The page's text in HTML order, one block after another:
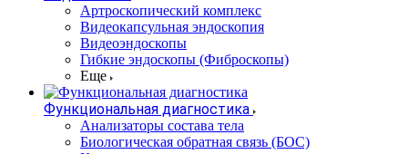
Артроскопический комплекс
Видеокапсульная эндоскопия
Видеоэндоскопы
Гибкие эндоскопы (Фиброcкопы)
Еще
Функциональная диагностика
Анализаторы состава тела
Биологическая обратная связь (БОС)